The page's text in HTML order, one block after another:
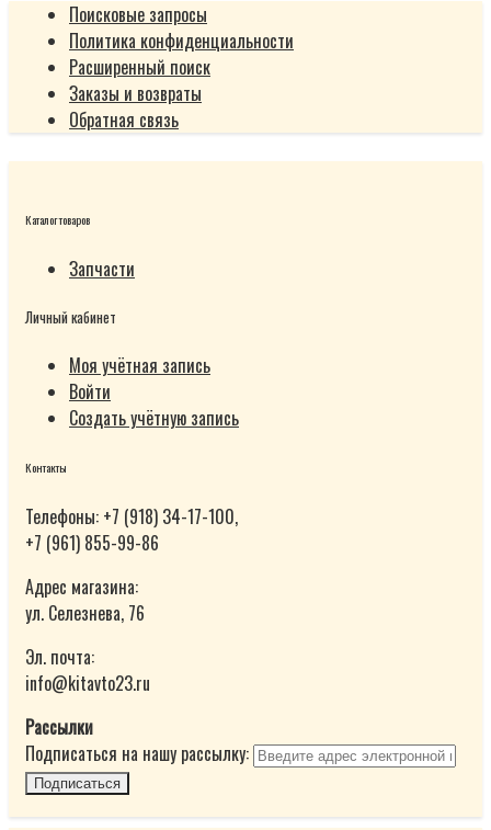
Поисковые запросы
Политика конфиденциальности
Расширенный поиск
Заказы и возвраты
Обратная связь
Каталог товаров
Запчасти
Личный кабинет
Моя учётная запись
Войти
Создать учётную запись
Контакты
Телефоны: +7 (918) 34-17-100,
+7 (961) 855-99-86
Адрес магазина:
ул. Селезнева, 76
Эл. почта:
info@kitavto23.ru
Рассылки
Подписаться на нашу рассылку:
Подписаться